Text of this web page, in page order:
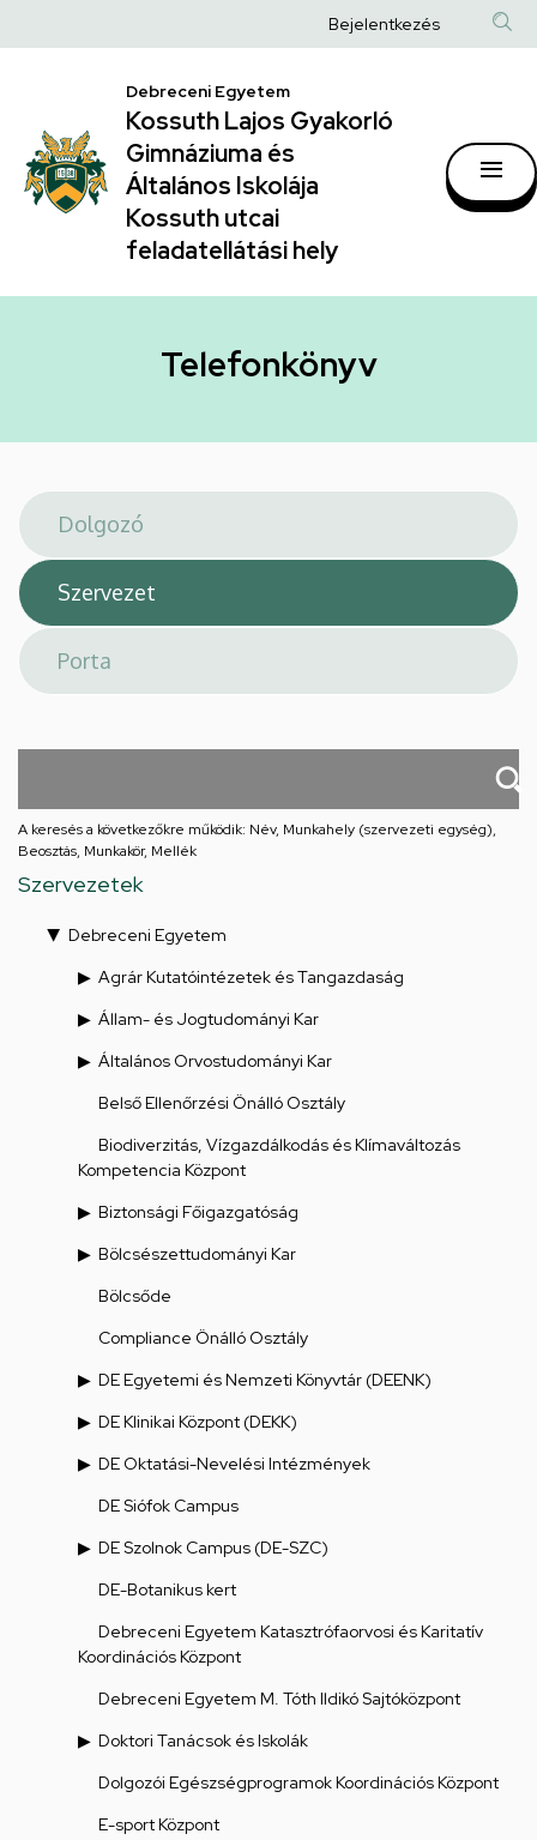
|
Kossuth
Lajos
Gyakorló
Gimnáziuma
Általános
hely
a
Anonim
fiók
Bejelentkezés
Debreceni Egyetem
Kossuth Lajos Gyakorló
Gimnáziuma és
Általános Iskolája
Kossuth utcai
feladatellátási hely
Telefonkönyv
A keresés a következőkre működik: Név, Munkahely (szervezeti egység),
Beosztás, Munkakör, Mellék
Szervezetek
Debreceni Egyetem
Agrár Kutatóintézetek és Tangazdaság
Állam- és Jogtudományi Kar
Általános Orvostudományi Kar
Belső Ellenőrzési Önálló Osztály
Biodiverzitás, Vízgazdálkodás és Klímaváltozás
Kompetencia Központ
Biztonsági Főigazgatóság
Bölcsészettudományi Kar
Bölcsőde
Compliance Önálló Osztály
DE Egyetemi és Nemzeti Könyvtár (DEENK)
DE Klinikai Központ (DEKK)
DE Oktatási-Nevelési Intézmények
DE Siófok Campus
DE Szolnok Campus (DE-SZC)
DE-Botanikus kert
Debreceni Egyetem Katasztrófaorvosi és Karitatív
Koordinációs Központ
Debreceni Egyetem M. Tóth Ildikó Sajtóközpont
Doktori Tanácsok és Iskolák
Dolgozói Egészségprogramok Koordinációs Központ
E-sport Központ